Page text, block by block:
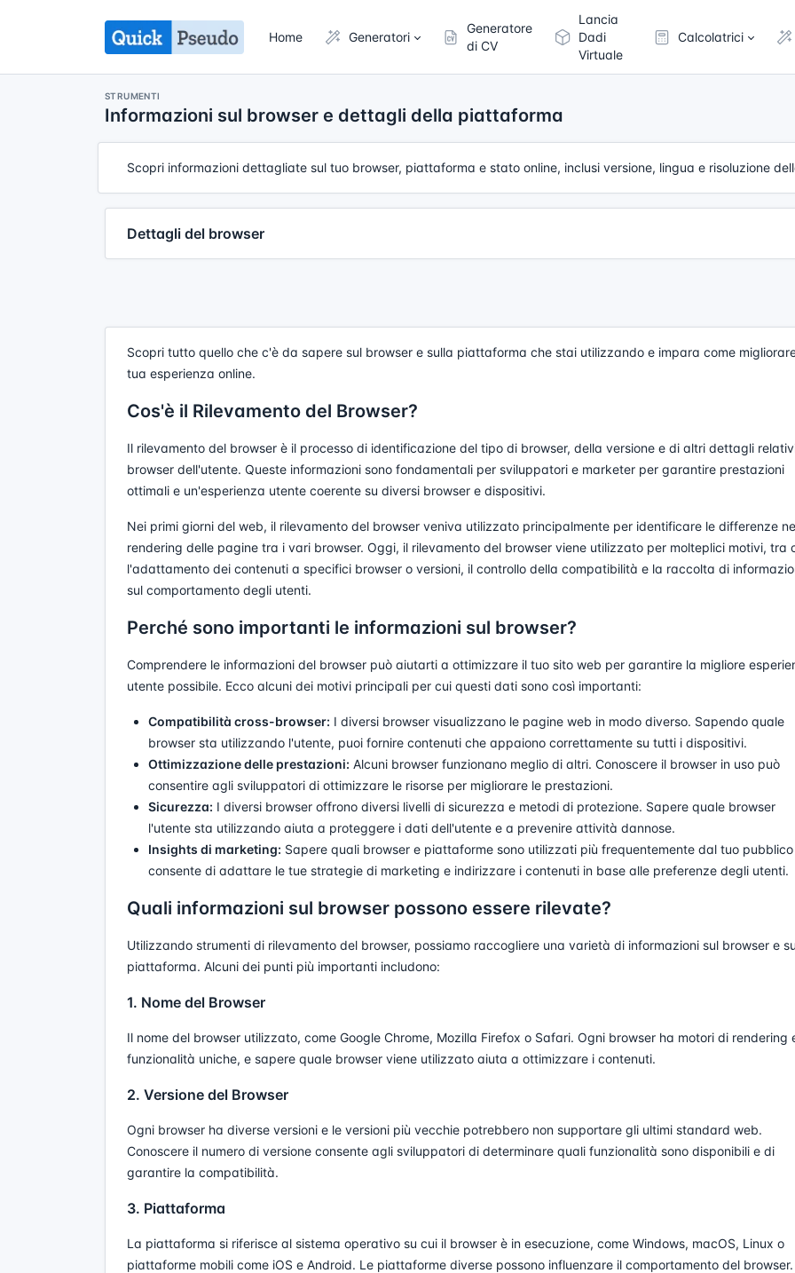
Home Generatori
Generatore
di CV
Lancia
Dadi
Virtuale
Calcolatrici
STRUMENTI
Informazioni sul browser e dettagli della piattaforma
Scopri informazioni dettagliate sul tuo browser, piattaforma e stato online, inclusi versione, lingua e risoluzione
Dettagli del browser
Scopri tutto quello che c'è da sapere sul browser e sulla piattaforma che stai utilizzando e impara come
tua esperienza online.
Cos'è il Rilevamento del Browser?
Il rilevamento del browser è il processo di identificazione del tipo di browser, della versione e di altri dettagli
browser dell'utente. Queste informazioni sono fondamentali per sviluppatori e marketer per garantire prestazioni
ottimali e un'esperienza utente coerente su diversi browser e dispositivi.
Nei primi giorni del web, il rilevamento del browser veniva utilizzato principalmente per identificare le differenze
rendering delle pagine tra i vari browser. Oggi, il rilevamento del browser viene utilizzato per molteplici motivi, tra
l'adattamento dei contenuti a specifici browser o versioni, il controllo della compatibilità e la raccolta di
sul comportamento degli utenti.
Perché sono importanti le informazioni sul browser?
Comprendere le informazioni del browser può aiutarti a ottimizzare il tuo sito web per garantire la migliore
utente possibile. Ecco alcuni dei motivi principali per cui questi dati sono così importanti:
Compatibilità cross-browser: I diversi browser visualizzano le pagine web in modo diverso. Sapendo quale
browser sta utilizzando l'utente, puoi fornire contenuti che appaiono correttamente su tutti i dispositivi.
Ottimizzazione delle prestazioni: Alcuni browser funzionano meglio di altri. Conoscere il browser in uso può
consentire agli sviluppatori di ottimizzare le risorse per migliorare le prestazioni.
Sicurezza: I diversi browser offrono diversi livelli di sicurezza e metodi di protezione. Sapere quale browser
l'utente sta utilizzando aiuta a proteggere i dati dell'utente e a prevenire attività dannose.
Insights di marketing: Sapere quali browser e piattaforme sono utilizzati più frequentemente dal tuo
consente di adattare le tue strategie di marketing e indirizzare i contenuti in base alle preferenze degli utenti.
Quali informazioni sul browser possono essere rilevate?
Utilizzando strumenti di rilevamento del browser, possiamo raccogliere una varietà di informazioni sul browser e
piattaforma. Alcuni dei punti più importanti includono:
1. Nome del Browser
Il nome del browser utilizzato, come Google Chrome, Mozilla Firefox o Safari. Ogni browser ha motori di rendering
funzionalità uniche, e sapere quale browser viene utilizzato aiuta a ottimizzare i contenuti.
2. Versione del Browser
Ogni browser ha diverse versioni e le versioni più vecchie potrebbero non supportare gli ultimi standard web.
Conoscere il numero di versione consente agli sviluppatori di determinare quali funzionalità sono disponibili e di
garantire la compatibilità.
3. Piattaforma
La piattaforma si riferisce al sistema operativo su cui il browser è in esecuzione, come Windows, macOS, Linux o
piattaforme mobili come iOS e Android. Le piattaforme diverse possono influenzare il comportamento del browser.